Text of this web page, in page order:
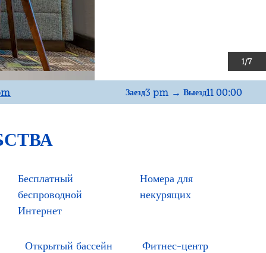
1/7
Заезд3 pm → Выезд11 00:00
Бесплатный
беспроводной
Интернет
Номера для
некурящих
Открытый бассейн Фитнес-центр